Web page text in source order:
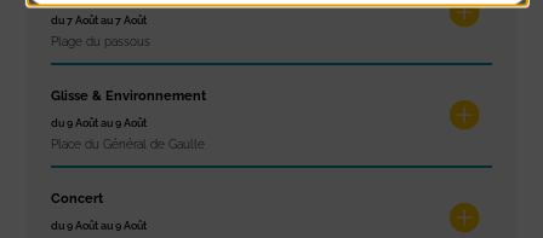
du 7 Août au 7 Août
Plage du passous
Glisse & Environnement
du 9 Août au 9 Août
Place du Général de Gaulle
Concert
du 9 Août au 9 Août